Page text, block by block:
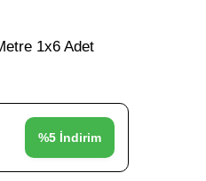
1x6 Adet
%5 İndirim